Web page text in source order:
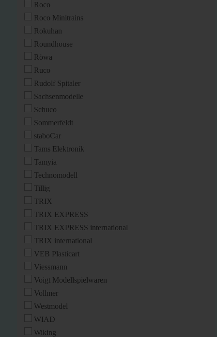
Roco
Roco Minitrains
Rokuhan
Roundhouse
Röwa
Ruco
Rudolf Spitaler
Sachsenmodelle
Schuco
Sommerfeldt
staboCar
Tams Elektronik
Tamyia
Technomodell
Tillig
TRIX
TRIX EXPRESS
TRIX EXPRESS international
TRIX international
VEB Plasticart
Viessmann
Voigt Modellspielwaren
Vollmer
Westmodel
WIAD
Wiking